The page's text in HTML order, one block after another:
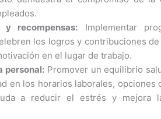
recompensas: Implementar
los logros y contribuciones
en el lugar de trabajo.
personal:Promover un equilibrio
en los horarios laborales, opciones
a reducir el estrés y mejora